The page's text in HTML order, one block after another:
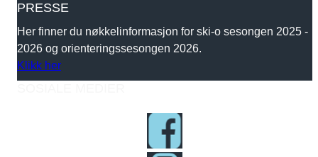
PRESSE
Her finner du nøkkelinformasjon for ski-o sesongen 2025 -
2026 og orienteringssesongen 2026.
Klikk her